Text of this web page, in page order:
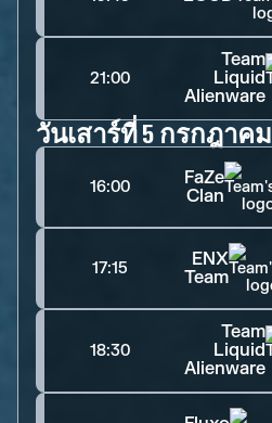
21:00
Team
Liquid
Alienware
วันเสาร์ที่ 5 กรกฎาคม
16:00
FaZe
Clan
17:15
ENX
Team
18:30
Team
Liquid
Alienware